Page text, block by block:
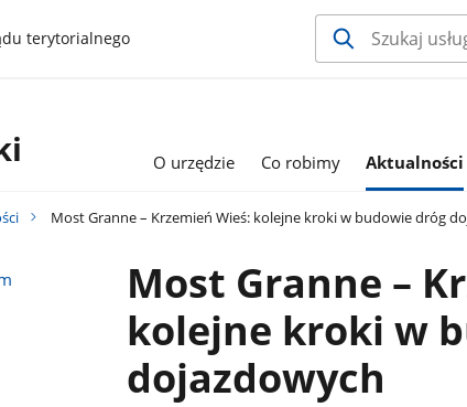
terytorialnego
O urzędzie Co robimy Aktualności
Most Granne – Krzemień Wieś: kolejne kroki w budowie dróg
Most Granne –
kolejne kroki w
dojazdowych